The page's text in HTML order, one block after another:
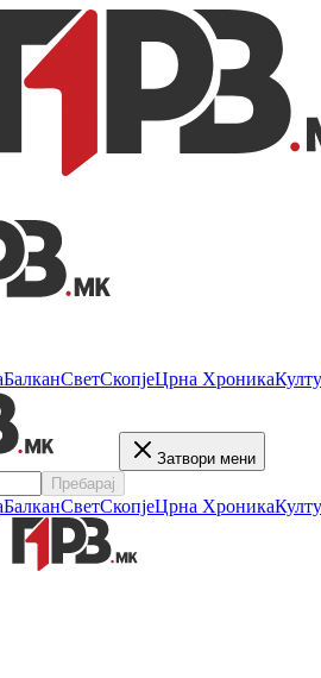
БалканСветСкопјеЦрна Хроника
Затвори мени
Пребарај
БалканСветСкопјеЦрна Хроника